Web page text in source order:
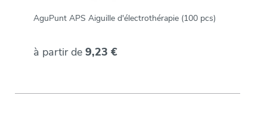
AguPunt APS Aiguille d'électrothérapie (100 pcs)
à partir de 9,23 €